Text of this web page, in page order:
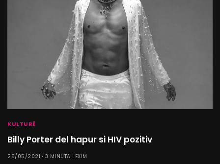
KULTURË
Billy Porter del hapur si HIV pozitiv
25/05/2021 3 MINUTA LEXIM